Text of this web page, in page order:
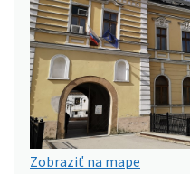
Zobraziť na mape